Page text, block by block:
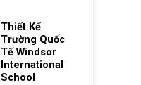
Thiết Kế
Trường Quốc
Tế Windsor
International
School